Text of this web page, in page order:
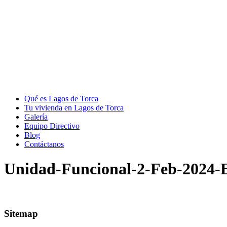
Qué es Lagos de Torca
Tu vivienda en Lagos de Torca
Galería
Equipo Directivo
Blog
Contáctanos
Unidad-Funcional-2-Feb-2024-
Sitemap